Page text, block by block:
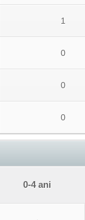
1
0
0
0
0-4 ani